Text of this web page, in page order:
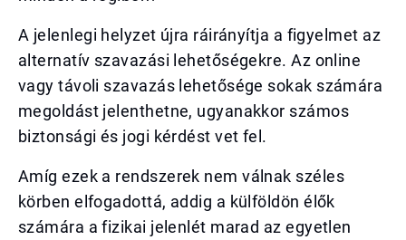
A jelenlegi helyzet újra ráirányítja a figyelmet az
alternatív szavazási lehetőségekre. Az online
vagy távoli szavazás lehetősége sokak számára
megoldást jelenthetne, ugyanakkor számos
biztonsági és jogi kérdést vet fel.
Amíg ezek a rendszerek nem válnak széles
körben elfogadottá, addig a külföldön élők
számára a fizikai jelenlét marad az egyetlen